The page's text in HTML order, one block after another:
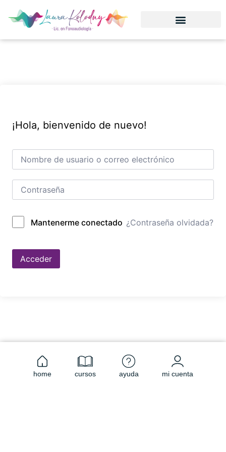
¡Hola, bienvenido de nuevo!
Mantenerme conectado ¿Contraseña olvidada?
Acceder
home cursos ayuda mi cuenta